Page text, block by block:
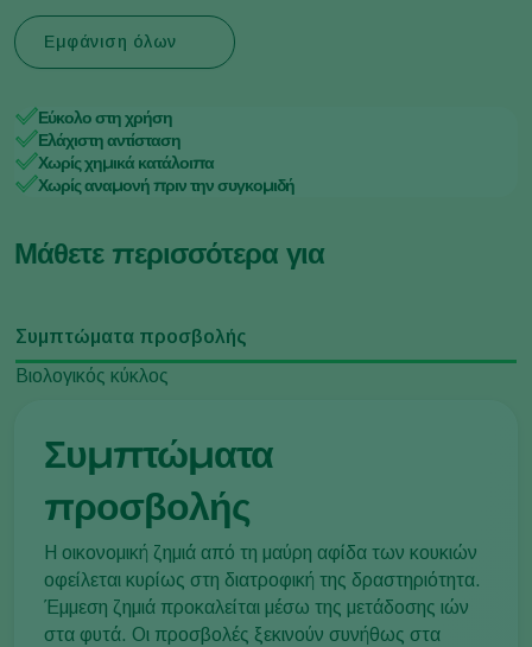
Εμφάνιση όλων
Εύκολο στη χρήση
Ελάχιστη αντίσταση
Χωρίς χημικά κατάλοιπα
Χωρίς αναμονή πριν την συγκομιδή
Μάθετε περισσότερα για
Συμπτώματα προσβολής
Βιολογικός κύκλος
Συμπτώματα
προσβολής
Η οικονομική ζημιά από τη μαύρη αφίδα των κουκιών
οφείλεται κυρίως στη διατροφική της δραστηριότητα.
Έμμεση ζημιά προκαλείται μέσω της μετάδοσης ιών
στα φυτά. Οι προσβολές ξεκινούν συνήθως στα